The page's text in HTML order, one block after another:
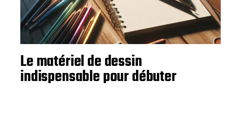
Le matériel de dessin
indispensable pour débuter